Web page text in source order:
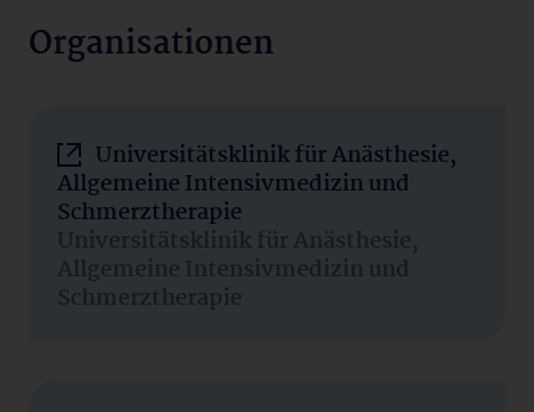
Organisationen
Universitätsklinik für Anästhesie,
Allgemeine Intensivmedizin und
Schmerztherapie
Universitätsklinik für Anästhesie,
Allgemeine Intensivmedizin und
Schmerztherapie